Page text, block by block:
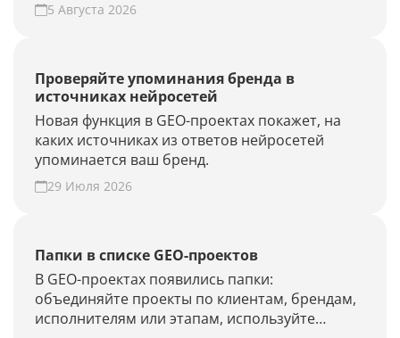
5 Августа 2026
Проверяйте упоминания бренда в
источниках нейросетей
Новая функция в GEO-проектах покажет, на
каких источниках из ответов нейросетей
упоминается ваш бренд.
29 Июля 2026
Папки в списке GEO-проектов
В GEO-проектах появились папки:
объединяйте проекты по клиентам, брендам,
исполнителям или этапам, используйте